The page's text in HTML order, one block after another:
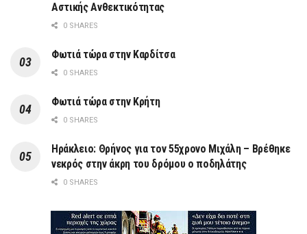
Αστικής Ανθεκτικότητας
0 SHARES
Φωτιά τώρα στην Καρδίτσα
0 SHARES
Φωτιά τώρα στην Κρήτη
0 SHARES
Ηράκλειο: Θρήνος για τον 55χρονο Μιχάλη – Βρέθηκε
νεκρός στην άκρη του δρόμου ο ποδηλάτης
0 SHARES